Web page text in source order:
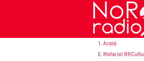
principal
Acasă
Material